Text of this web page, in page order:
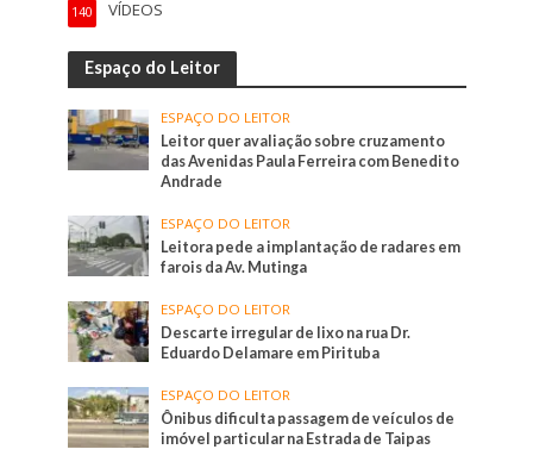
VÍDEOS
140
Espaço do Leitor
ESPAÇO DO LEITOR
Leitor quer avaliação sobre cruzamento
das Avenidas Paula Ferreira com Benedito
Andrade
ESPAÇO DO LEITOR
Leitora pede a implantação de radares em
farois da Av. Mutinga
ESPAÇO DO LEITOR
Descarte irregular de lixo na rua Dr.
Eduardo Delamare em Pirituba
ESPAÇO DO LEITOR
Ônibus dificulta passagem de veículos de
imóvel particular na Estrada de Taipas